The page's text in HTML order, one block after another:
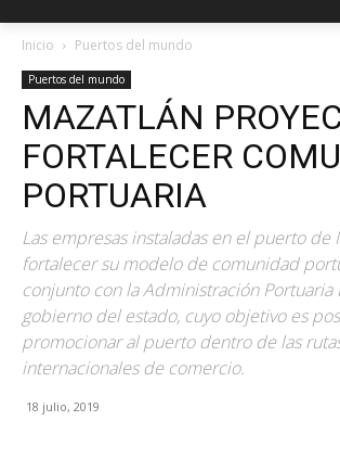
Inicio Puertos del mundo
Puertos del mundo
MAZATLÁN
FORTALECER
PORTUARIA
Las empresas instaladas en el puerto de
fortalecer su modelo de comunidad
conjunto con la Administración Portuaria
gobierno del estado, cuyo objetivo es
promocionar al puerto dentro de las
internacionales de comercio.
18 julio, 2019